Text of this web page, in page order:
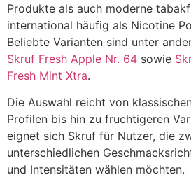
Produkte als auch moderne
international häufig als Nicotine
Beliebte Varianten sind unter
Skruf Fresh Apple Nr. 64 sowie
Fresh Mint Xtra.
Die Auswahl reicht von
Profilen bis hin zu fruchtigeren
eignet sich Skruf für Nutzer, die
unterschiedlichen
und Intensitäten wählen möchten.